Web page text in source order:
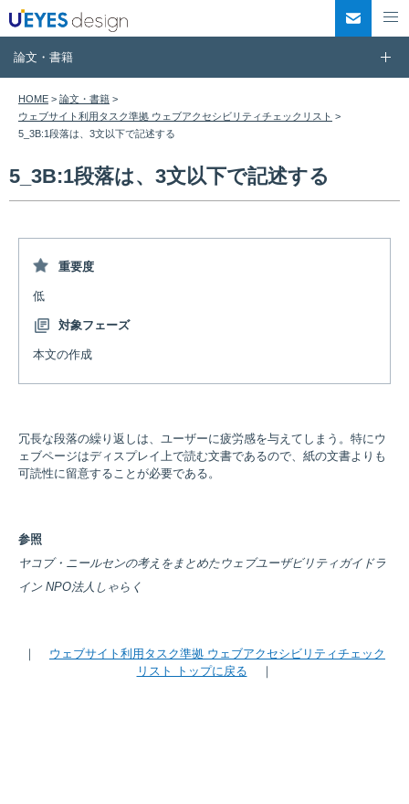
お問
論文・書籍
HOME > 論文・書籍 >
ウェブサイト利用タスク準拠 ウェブアクセシビリティチェックリスト >
5_3B:1段落は、3文以下で記述する
5_3B:1段落は、3文以下で記述する
重要度
低
対象フェーズ
本文の作成
冗長な段落の繰り返しは、ユーザーに疲労感を与えてしまう。特にウ
ェブページはディスプレイ上で読む文書であるので、紙の文書よりも
可読性に留意することが必要である。
参照
ヤコブ・ニールセンの考えをまとめたウェブユーザビリティガイドラ
イン NPO法人しゃらく
｜
ウェブサイト利用タスク準拠 ウェブアクセシビリティチェック
リスト トップに戻る
｜